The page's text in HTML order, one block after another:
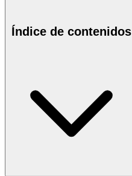
Índice de contenidos